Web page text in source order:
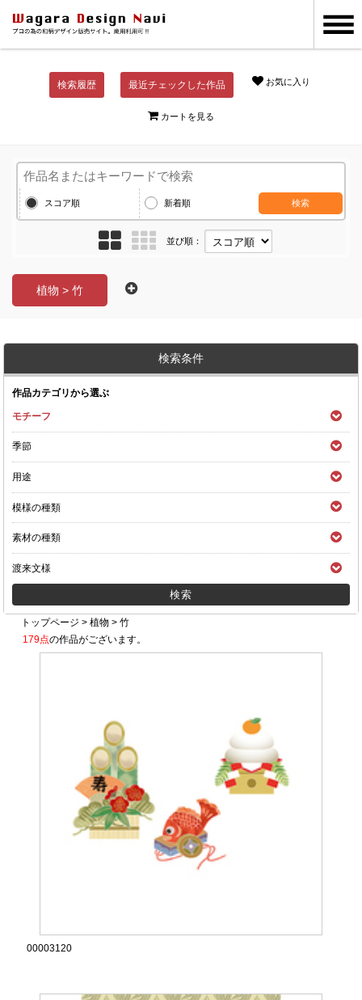
検索履歴 最近チェックした作品 お気に入り
カートを見る
スコア順 新着順 検索
並び順：
植物 > 竹
検索条件
作品カテゴリから選ぶ
モチーフ
季節
用途
模様の種類
素材の種類
渡来文様
トップページ >植物 >竹
179点の作品がございます。
00003120